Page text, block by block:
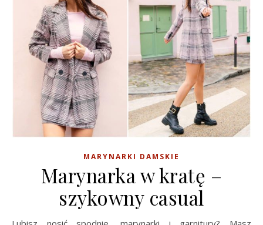
MARYNARKI DAMSKIE
Marynarka w kratę –
szykowny casual